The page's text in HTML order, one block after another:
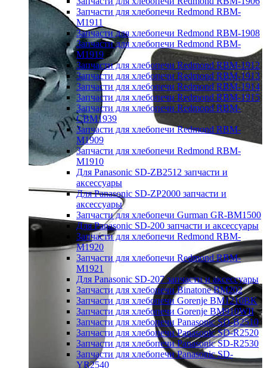
Запчасти для хлебопечи Redmond RBM-
M1911
Запчасти для хлебопечи Redmond RBM-1908
Запчасти для хлебопечи Redmond RBM-
M1919
Запчасти для хлебопечи Redmond RBM-1912
Запчасти для хлебопечи Redmond RBM-1913
Запчасти для хлебопечи Redmond RBM-1914
Запчасти для хлебопечи Redmond RBM-1915
Запчасти для хлебопечи Redmond RBM-
CBM1939
Запчасти для хлебопечи Redmond RBM-
M1909
Запчасти для хлебопечи Redmond RBM-
M1910
Для Panasonic SD-ZB2512 запчасти и
аксессуары
Для Panasonic SD-ZP2000 запчасти и
аксессуары
Запчасти для хлебопечи Gurman GR-BM1500
Для Panasonic SD-200 запчасти и аксессуары
Запчасти для хлебопечи Redmond RBM-
M1920
Запчасти для хлебопечи Redmond RBM-
M1921
Для Panasonic SD-207 запчасти и аксессуары
Запчасти для хлебопечи Binatone BM202
Запчасти для хлебопечи Gorenje BM1210BK
Запчасти для хлебопечи Gorenje BM910WII
Запчасти для хлебопечи Panasonic SD-B2510
Запчасти для хлебопечи Panasonic SD-R2520
Запчасти для хлебопечи Panasonic SD-R2530
Запчасти для хлебопечи Panasonic SD-
YR2540